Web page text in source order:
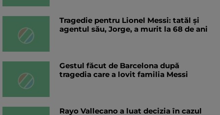
Tragedie pentru Lionel Messi: tatăl și
agentul său, Jorge, a murit la 68 de ani
Gestul făcut de Barcelona după
tragedia care a lovit familia Messi
Rayo Vallecano a luat decizia în cazul